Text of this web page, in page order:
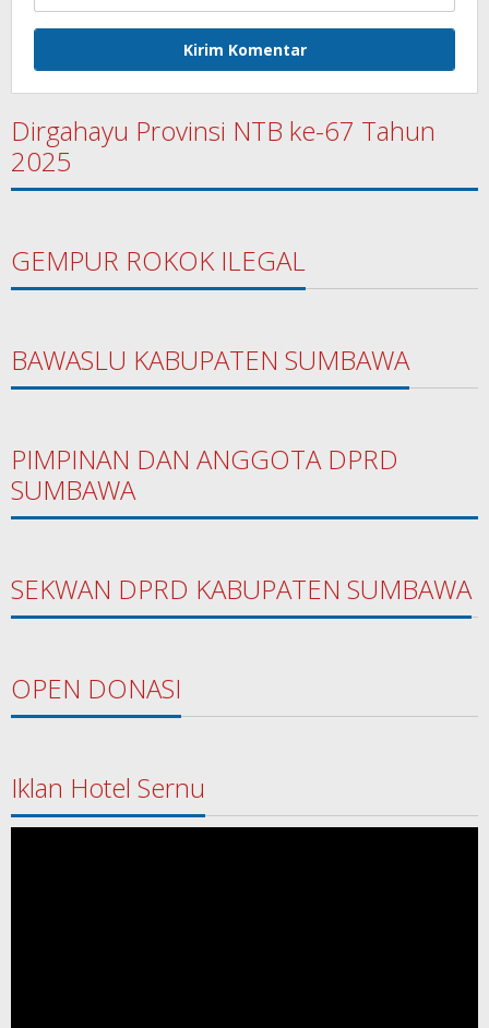
Dirgahayu Provinsi NTB ke-67 Tahun
2025
GEMPUR ROKOK ILEGAL
BAWASLU KABUPATEN SUMBAWA
PIMPINAN DAN ANGGOTA DPRD
SUMBAWA
SEKWAN DPRD KABUPATEN SUMBAWA
OPEN DONASI
Iklan Hotel Sernu